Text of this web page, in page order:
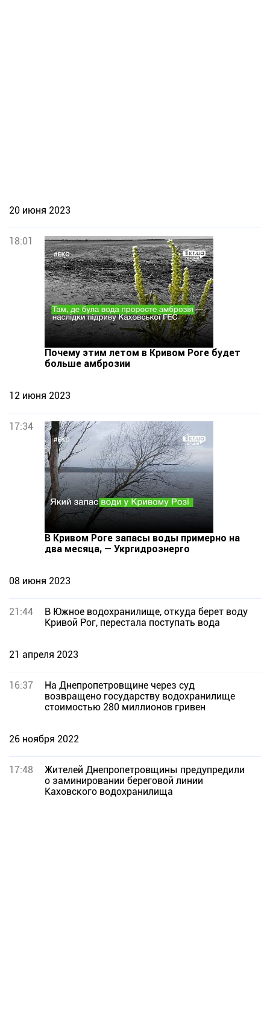
20 июня 2023
18:01
Почему этим летом в Кривом Роге будет
больше амброзии
12 июня 2023
17:34
В Кривом Роге запасы воды примерно на
два месяца, — Укргидроэнерго
08 июня 2023
21:44
В Южное водохранилище, откуда берет воду
Кривой Рог, перестала поступать вода
21 апреля 2023
16:37
На Днепропетровщине через суд
возвращено государству водохранилище
стоимостью 280 миллионов гривен
26 ноября 2022
17:48
Жителей Днепропетровщины предупредили
о заминировании береговой линии
Каховского водохранилища